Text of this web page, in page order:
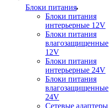
Блоки питания
Блоки питания
интерьерные 12V
Блоки питания
влагозащищенные
12V
Блоки питания
интерьерные 24V
Блоки питания
влагозащищенные
24V
Сетевые адаптеры